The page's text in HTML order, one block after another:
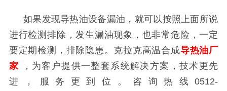
如果发现导热油设备漏油，就可以按照上面所说
进行检测排除，发生漏油现象，也非常危险，一定
要定期检测，排除隐患。克拉克高温合成导热油厂
家
，为客户提供一整套系统解决方案，技术更先
进，服务更到位。咨询热线0512-